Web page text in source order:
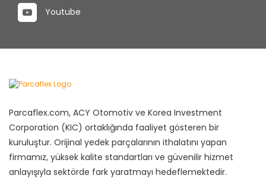
Youtube
Parcaflex.com, ACY Otomotiv ve Korea Investment
Corporation (KIC) ortaklığında faaliyet gösteren bir
kuruluştur. Orijinal yedek parçalarının ithalatını yapan
firmamız, yüksek kalite standartları ve güvenilir hizmet
anlayışıyla sektörde fark yaratmayı hedeflemektedir.